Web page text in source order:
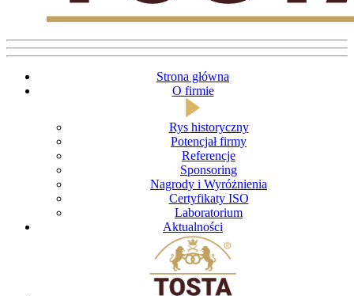
Strona główna
O firmie
Rys historyczny
Potencjał firmy
Referencje
Sponsoring
Nagrody i Wyróżnienia
Certyfikaty ISO
Laboratorium
Aktualności